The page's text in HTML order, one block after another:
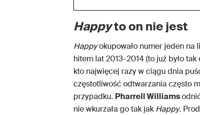
Happyto on nie jest
Happyokupowało numer jeden
hitem lat 2013-2014 (to już było
kto najwięcej razy w ciągu dnia
częstotliwość odtwarzania często
przypadku. Pharrell Williams
nie wkurzała go tak jakHappy.